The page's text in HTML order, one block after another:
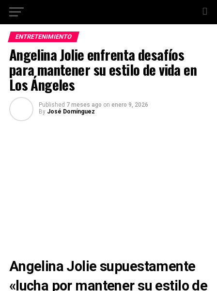
ENTRETENIMIENTO
Angelina Jolie enfrenta desafíos
para mantener su estilo de vida en
Los Ángeles
Published 7 meses ago on enero 9, 2026
By José Domínguez
Angelina Jolie supuestamente
«lucha por mantener su estilo de